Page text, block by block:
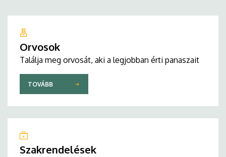
Orvosok
Találja meg orvosát, aki a legjobban érti panaszait
TOVÁBB
Szakrendelések